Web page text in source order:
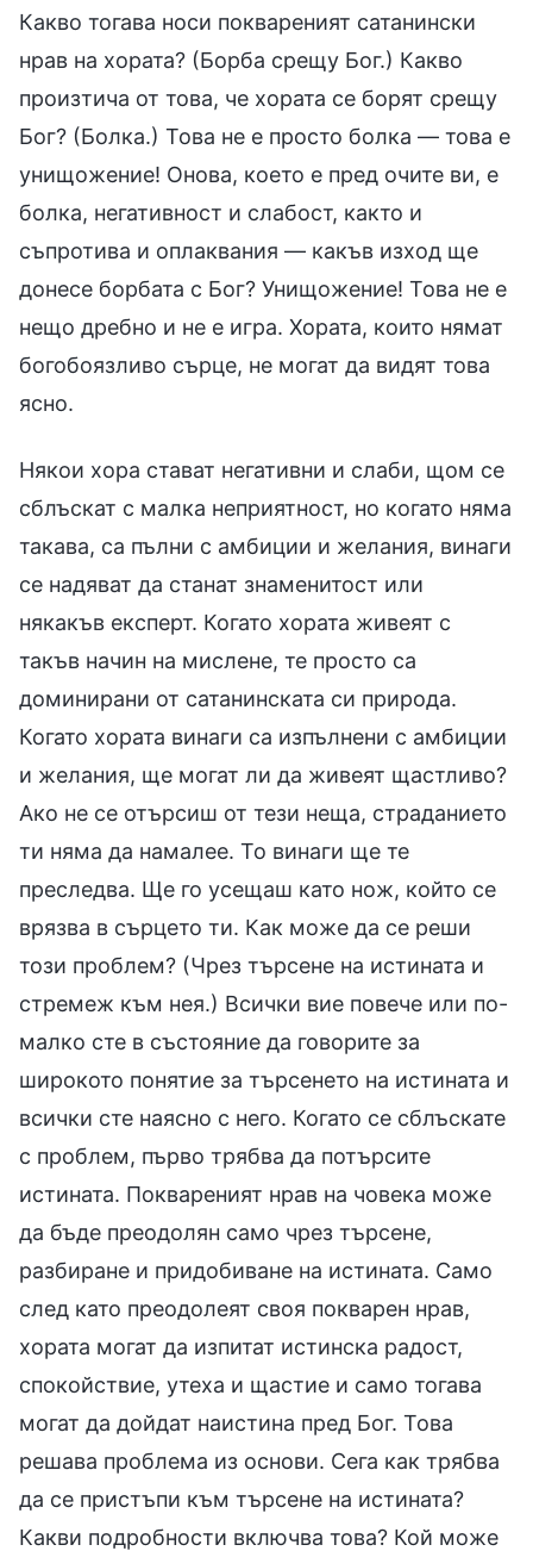
Какво тогава носи поквареният сатанински
нрав на хората? (Борба срещу Бог.) Какво
произтича от това, че хората се борят срещу
Бог? (Болка.) Това не е просто болка — това е
унищожение! Онова, което е пред очите ви, е
болка, негативност и слабост, както и
съпротива и оплаквания — какъв изход ще
донесе борбата с Бог? Унищожение! Това не е
нещо дребно и не е игра. Хората, които нямат
богобоязливо сърце, не могат да видят това
ясно.
Някои хора стават негативни и слаби, щом се
сблъскат с малка неприятност, но когато няма
такава, са пълни с амбиции и желания, винаги
се надяват да станат знаменитост или
някакъв експерт. Когато хората живеят с
такъв начин на мислене, те просто са
доминирани от сатанинската си природа.
Когато хората винаги са изпълнени с амбиции
и желания, ще могат ли да живеят щастливо?
Ако не се отърсиш от тези неща, страданието
ти няма да намалее. То винаги ще те
преследва. Ще го усещаш като нож, който се
врязва в сърцето ти. Как може да се реши
този проблем? (Чрез търсене на истината и
стремеж към нея.) Всички вие повече или по-
малко сте в състояние да говорите за
широкото понятие за търсенето на истината и
всички сте наясно с него. Когато се сблъскате
с проблем, първо трябва да потърсите
истината. Поквареният нрав на човека може
да бъде преодолян само чрез търсене,
разбиране и придобиване на истината. Само
след като преодолеят своя покварен нрав,
хората могат да изпитат истинска радост,
спокойствие, утеха и щастие и само тогава
могат да дойдат наистина пред Бог. Това
решава проблема из основи. Сега как трябва
да се пристъпи към търсене на истината?
Какви подробности включва това? Кой може